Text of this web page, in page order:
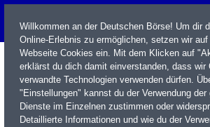
Willkommen an der Deutschen Börse! Um dir
Online-Erlebnis zu ermöglichen, setzen wir auf
Webseite Cookies ein. Mit dem Klicken auf
erklärst du dich damit einverstanden, dass wir
verwandte Technologien verwenden dürfen.
"Einstellungen" kannst du der Verwendung der
Dienste im Einzelnen zustimmen oder
Detaillierte Informationen und wie du der